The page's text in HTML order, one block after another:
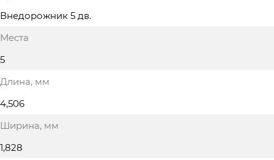
Внедорожник 5 дв.
Места
5
Длина, мм
4,506
Ширина, мм
1,828